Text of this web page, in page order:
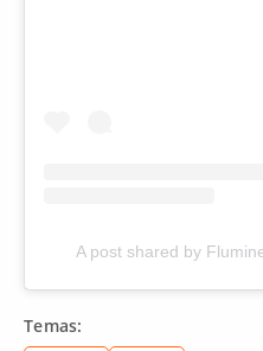
A post shared by
Temas: